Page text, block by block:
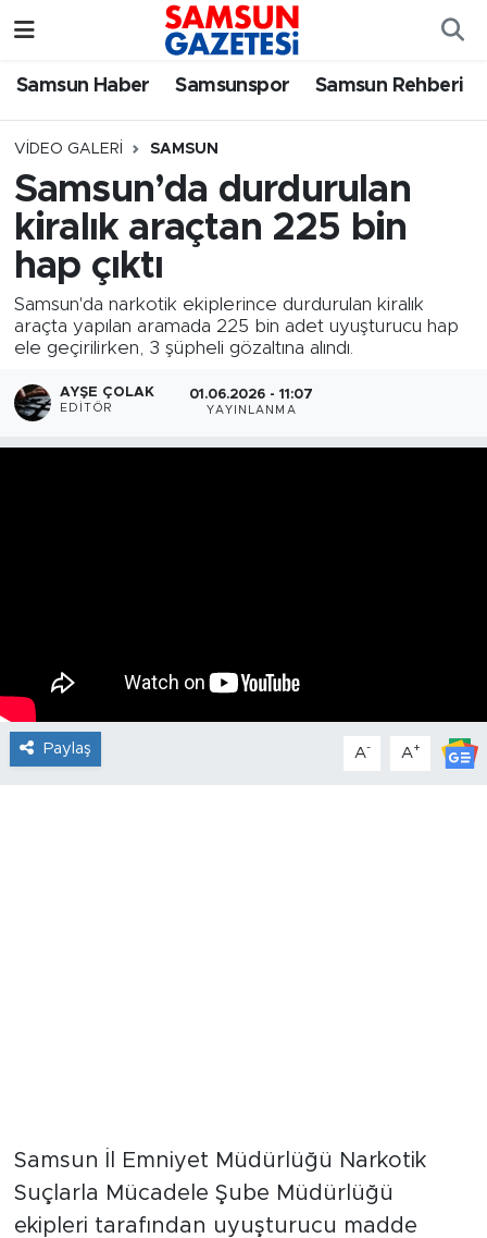
Samsun Haber Samsunspor Samsun Rehberi
VIDEO GALERI SAMSUN
Samsun’da durdurulan
kiralık araçtan 225 bin
hap çıktı
Samsun'da narkotik ekiplerince durdurulan kiralık
araçta yapılan aramada 225 bin adet uyuşturucu hap
ele geçirilirken, 3 şüpheli gözaltına alındı.
AYŞE ÇOLAK
EDITÖR
01.06.2026 - 11:07
YAYINLANMA
Paylaş A- A+
Samsun İl Emniyet Müdürlüğü Narkotik
Suçlarla Mücadele Şube Müdürlüğü
ekipleri tarafından uyuşturucu madde
Samsun Haber
Samsunspor
Samsun Rehberi
Resmi İlanlar
Samsun Nöbetçi Eczaneler
Samsun Hava Durumu
SAMSUN Namaz Vakitleri
Samsun Trafik Yoğunluk Haritası
Süper Lig Puan Durumu ve Fikstür
Tüm Manşetler
Son Dakika Haberleri